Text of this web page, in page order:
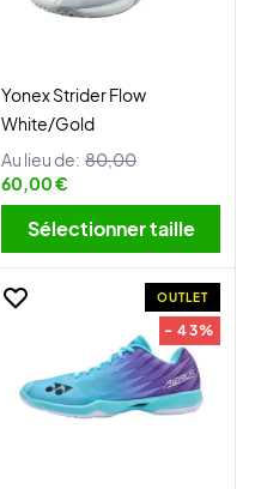
Yonex Strider Flow
White/Gold
Au lieu de: 80,00
60,00 €
Sélectionner taille
OUTLET
- 43%